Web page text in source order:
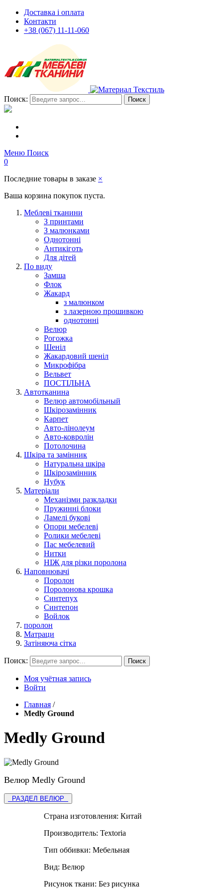
Доставка і оплата
Контакти
+38 (067) 11-11-060
Поиск: Поиск
Меню Поиск
0
Последние товары в заказе ×
Ваша корзина покупок пуста.
Меблеві тканини
З принтами
З малюнками
Однотонні
Антикіготь
Для дітей
По виду
Замша
Флок
Жакард
з малюнком
з лазерною прошивкою
однотонні
Велюр
Рогожка
Шеніл
Жакардовий шеніл
Микрофібра
Вельвет
ПОСТІЛЬНА
Автотканина
Велюр автомобільный
Шкірозамінник
Карпет
Авто-лінолеум
Авто-ковролін
Потолочина
Шкіра та замінник
Натуральна шкіра
Шкірозамінник
Нубук
Матеріали
Механізми разкладки
Пружинні блоки
Ламелі букові
Опори мебелеві
Ролики мебелеві
Пас мебелевий
Нитки
НІЖ для різки поролона
Наповнювачі
Поролон
Поролонова крошка
Синтепух
Синтепон
Войлок
поролон
Матраци
Затіняюча сітка
Поиск: Поиск
Моя учётная запись
Войти
Главная /
Medly Ground
Medly Ground
Велюр Medly Ground
РАЗДЕЛ ВЕЛЮР
Страна изготовления: Китай
Производитель: Textoria
Тип оббивки: Мебельная
Вид: Велюр
Рисунок ткани: Без рисунка